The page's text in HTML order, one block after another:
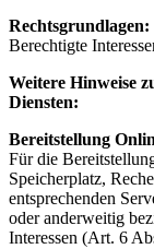
Rechtsgrundlagen:
Berechtigte
Weitere Hinweise
Diensten:
Bereitstellung
Für die
Speicherplatz,
entsprechenden
oder anderweitig
Interessen (Art. 6